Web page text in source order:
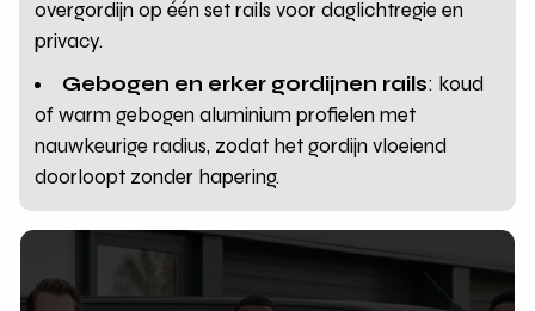
overgordijn op één set rails voor daglichtregie en
privacy.
Gebogen en erker gordijnen rails: koud
of warm gebogen aluminium profielen met
nauwkeurige radius, zodat het gordijn vloeiend
doorloopt zonder hapering.